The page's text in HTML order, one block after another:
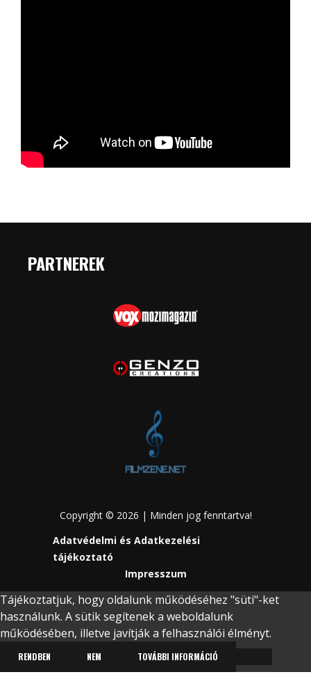
PARTNEREK
Copyright © 2026 | Minden jog fenntartva!
Adatvédelmi és Adatkezelési
tájékoztató
Impresszum
Tájékoztatjuk, hogy oldalunk működéséhez "süti"-ket
használunk. A sütik segítenek a weboldalunk
működésében, illetve javítják a felhasználói élményt.
RENDBEN NEM TOVÁBBI INFORMÁCIÓ